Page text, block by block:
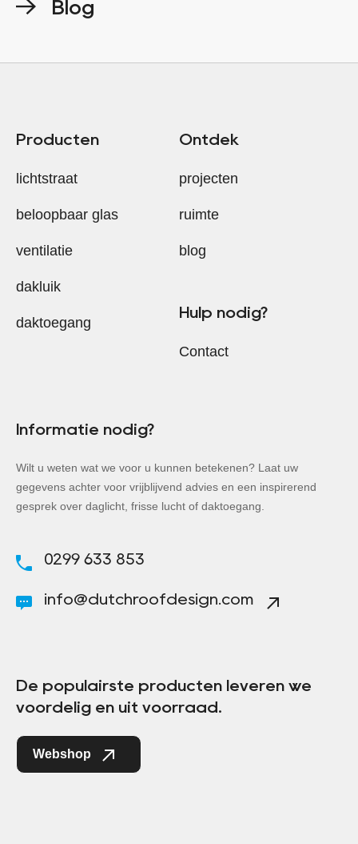
Blog
Producten
lichtstraat
beloopbaar glas
ventilatie
dakluik
daktoegang
Ontdek
projecten
ruimte
blog
Hulp nodig?
Contact
Informatie nodig?
Wilt u weten wat we voor u kunnen betekenen? Laat uw
gegevens achter voor vrijblijvend advies en een inspirerend
gesprek over daglicht, frisse lucht of daktoegang.
0299 633 853
info@dutchroofdesign.com
De populairste producten leveren we
voordelig en uit voorraad.
Webshop